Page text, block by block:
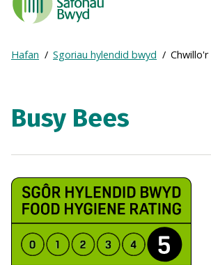
Standards
Agency
Frontpage
Breadcrumb
Expand
breadcrumb
Hafan Sgoriau hylendid bwyd
Busy Bees